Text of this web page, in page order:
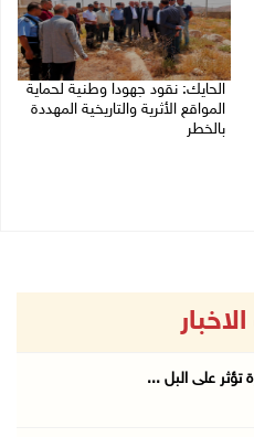
الحايك: نقود جهودا وطنية لحماية
المواقع الأثرية والتاريخية المهددة
بالخطر
تؤثر على البل ...